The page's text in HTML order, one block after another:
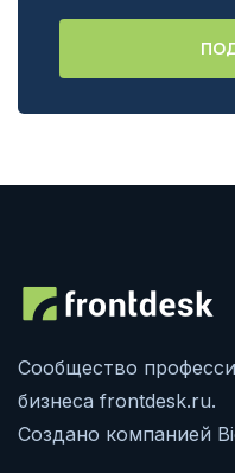
Сообщество
бизнеса frontdesk.ru.
Создано компанией